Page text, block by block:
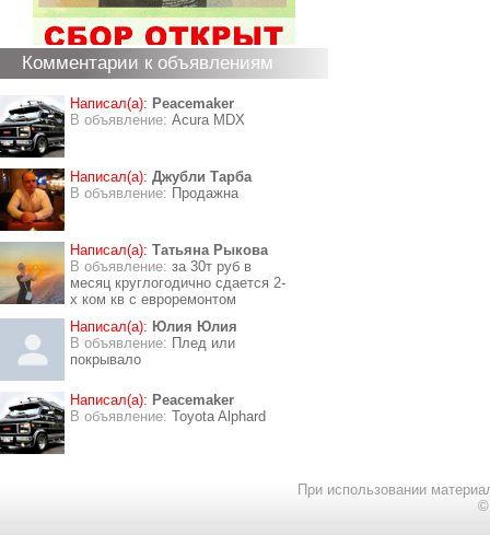
Комментарии к объявлениям
Написал(а): Peacemaker
В объявление: Acura MDX
Написал(а): Джубли Тарба
В объявление: Продажна
Написал(а): Татьяна Рыкова
В объявление: за 30т руб в
месяц круглогодично сдается 2-
х ком кв с евроремонтом
Написал(а): Юлия Юлия
В объявление: Плед или
покрывало
Написал(а): Peacemaker
В объявление: Toyota Alphard
При использовании